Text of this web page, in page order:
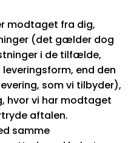
modtaget fra dig,
(det gælder dog
i de tilfælde,
end den
som vi tilbyder),
hvor vi har modtaget
aftalen.
samme